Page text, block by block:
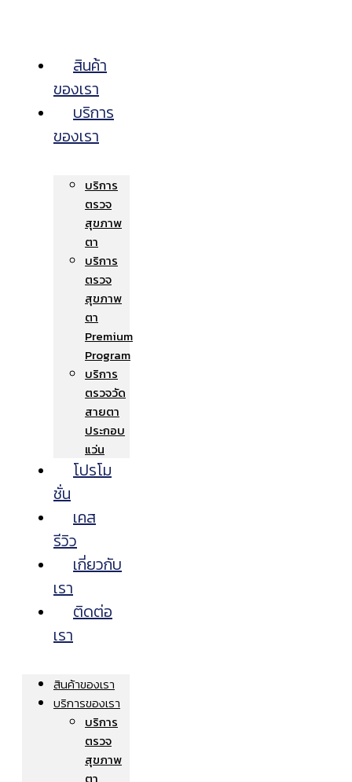
สินค้า
ของเรา
บริการ
ของเรา
บริการ
ตรวจ
สุขภาพ
ตา
บริการ
ตรวจ
สุขภาพ
ตา
Premium
Program
บริการ
ตรวจวัด
สายตา
ประกอบ
แว่น
โปรโม
ชั่น
เคส
รีวิว
เกี่ยวกับ
เรา
ติดต่อ
เรา
สินค้าของเรา
บริการของเรา
บริการ
ตรวจ
สุขภาพ